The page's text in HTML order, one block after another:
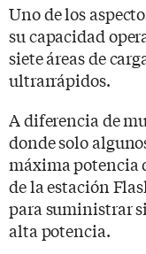
Uno de los
su capacidad
siete áreas de
ultrarrápidos.
A diferencia de
donde solo
máxima potencia
de la estación
para suministrar
alta potencia.